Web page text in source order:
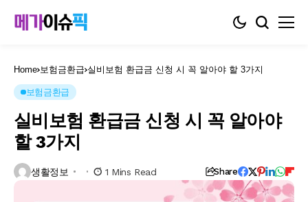
Home 보험금환급 실비보험 환급금 신청 시 꼭 알아야 할 3가지
보험금환급
실비보험 환급금 신청 시 꼭 알아야
할 3가지
생활정보 1 Mins Read Share